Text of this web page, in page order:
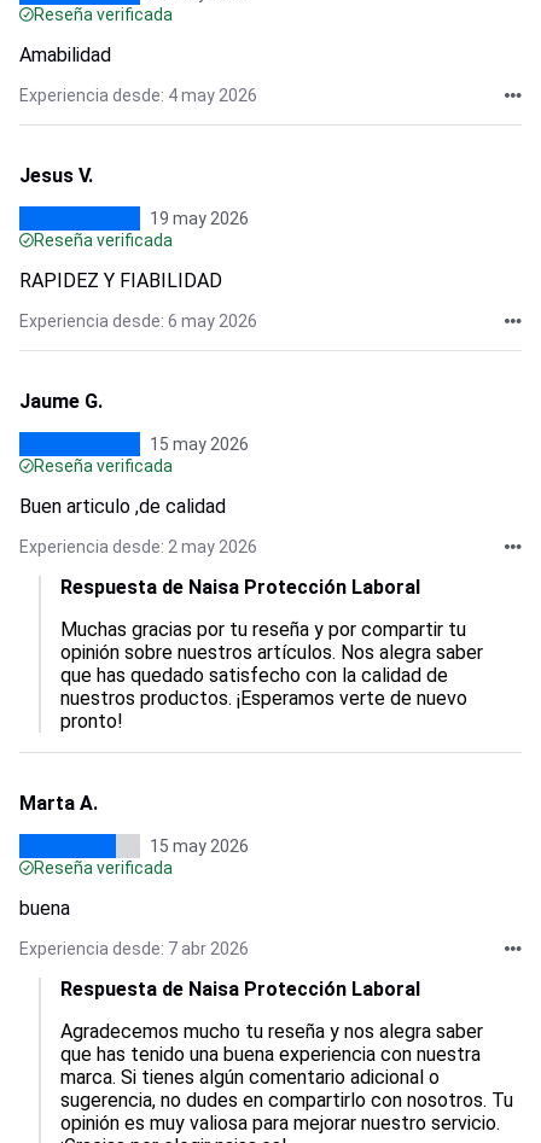
Reseña verificada
Amabilidad
Experiencia desde: 4 may 2026
Jesus V.
19 may 2026
Reseña verificada
RAPIDEZ Y FIABILIDAD
Experiencia desde: 6 may 2026
Jaume G.
15 may 2026
Reseña verificada
Buen articulo ,de calidad
Experiencia desde: 2 may 2026
Respuesta de Naisa Protección Laboral
Muchas gracias por tu reseña y por compartir tu
opinión sobre nuestros artículos. Nos alegra saber
que has quedado satisfecho con la calidad de
nuestros productos. ¡Esperamos verte de nuevo
pronto!
Marta A.
15 may 2026
Reseña verificada
buena
Experiencia desde: 7 abr 2026
Respuesta de Naisa Protección Laboral
Agradecemos mucho tu reseña y nos alegra saber
que has tenido una buena experiencia con nuestra
marca. Si tienes algún comentario adicional o
sugerencia, no dudes en compartirlo con nosotros. Tu
opinión es muy valiosa para mejorar nuestro servicio.